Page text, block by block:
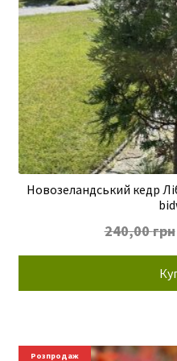
Новозеландський кедр
240,00грн
Розпродаж